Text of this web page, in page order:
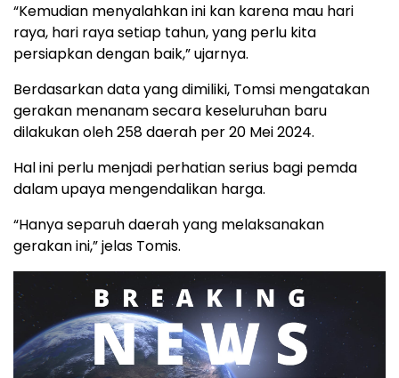
“Kemudian menyalahkan ini kan karena mau hari
raya, hari raya setiap tahun, yang perlu kita
persiapkan dengan baik,” ujarnya.
Berdasarkan data yang dimiliki, Tomsi mengatakan
gerakan menanam secara keseluruhan baru
dilakukan oleh 258 daerah per 20 Mei 2024.
Hal ini perlu menjadi perhatian serius bagi pemda
dalam upaya mengendalikan harga.
“Hanya separuh daerah yang melaksanakan
gerakan ini,” jelas Tomis.